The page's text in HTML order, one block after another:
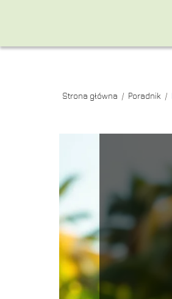
Strona główna / Poradnik /